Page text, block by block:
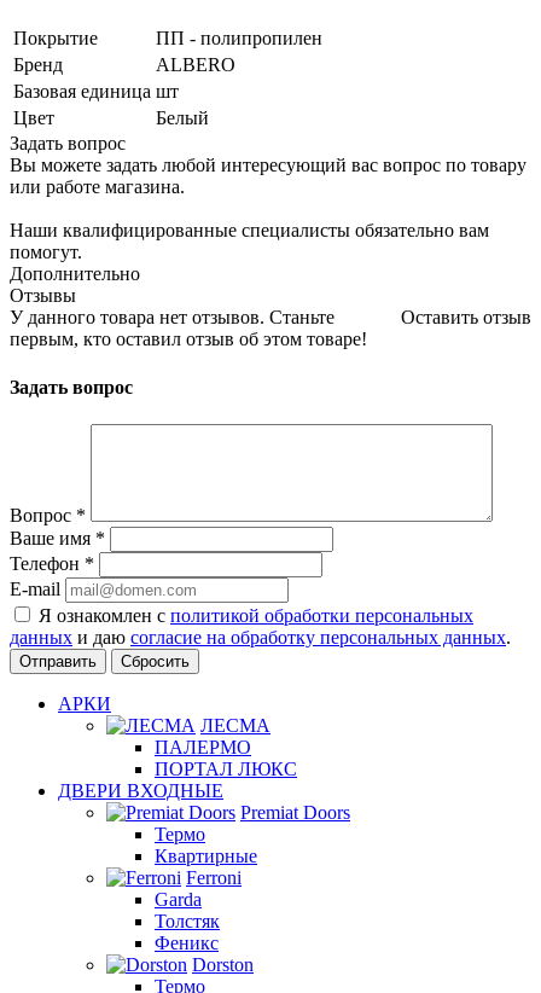
Покрытие
ПП - полипропилен
Бренд
ALBERO
Базовая единица шт
Цвет
Белый
Задать вопрос
Вы можете задать любой интересующий вас вопрос по товару
или работе магазина.
Наши квалифицированные специалисты обязательно вам
помогут.
Дополнительно
Отзывы
Оставить отзыв
У данного товара нет отзывов. Станьте
первым, кто оставил отзыв об этом товаре!
Задать вопрос
Вопрос *
Ваше имя *
Телефон *
E-mail
Я ознакомлен с политикой обработки персональных
данных и даю согласие на обработку персональных данных.
Сбросить
АРКИ
ЛЕСМА
ПАЛЕРМО
ПОРТАЛ ЛЮКС
ДВЕРИ ВХОДНЫЕ
Premiat Doors
Термо
Квартирные
Ferroni
Garda
Толстяк
Феникс
Dorston
Термо